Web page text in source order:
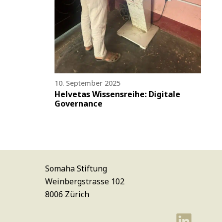
10. September 2025
Helvetas Wissensreihe: Digitale
Governance
Somaha Stiftung
Weinbergstrasse 102
8006 Zürich